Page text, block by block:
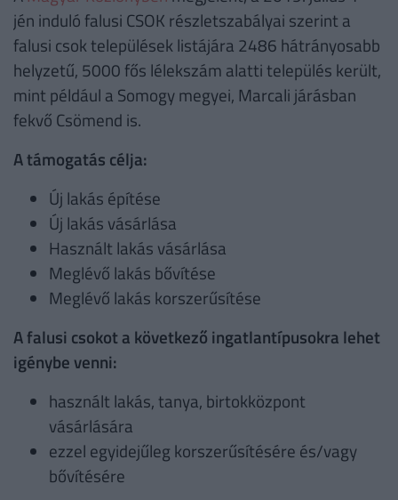
jén induló falusi CSOK részletszabályai szerint a
falusi csok települések listájára 2486 hátrányosabb
helyzetű, 5000 fős lélekszám alatti település került,
mint például a Somogy megyei, Marcali járásban
fekvő Csömend is.
A támogatás célja:
Új lakás építése
Új lakás vásárlása
Használt lakás vásárlása
Meglévő lakás bővítése
Meglévő lakás korszerűsítése
A falusi csokot a következő ingatlantípusokra lehet
igénybe venni:
használt lakás, tanya, birtokközpont
vásárlására
ezzel egyidejűleg korszerűsítésére és/vagy
bővítésére